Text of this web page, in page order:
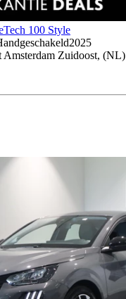
100 Style
2025
Amsterdam Zuidoost, (NL)